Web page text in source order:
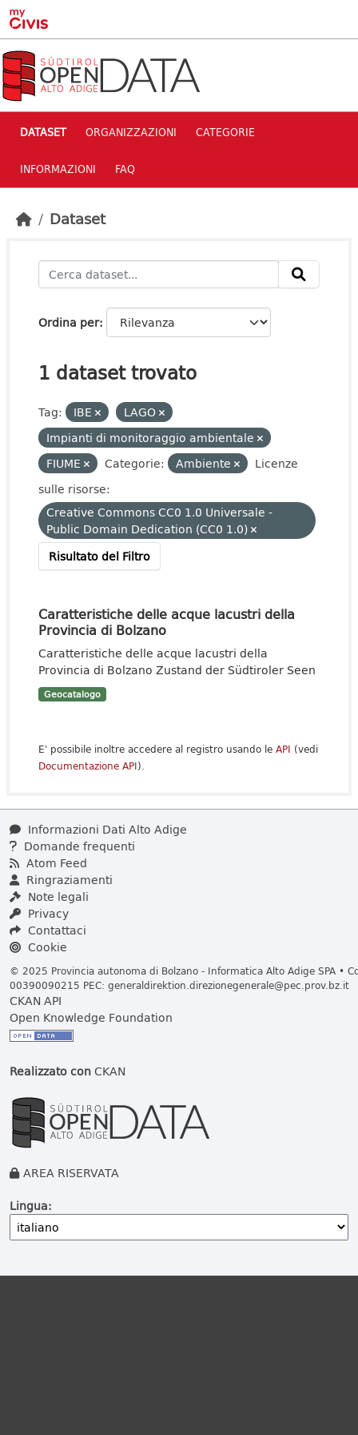
Skip to main content
DATASET ORGANIZZAZIONI CATEGORIE
INFORMAZIONI FAQ
Dataset
Ordina per
1 dataset trovato
Tag: IBE
LAGO
Impianti di monitoraggio ambientale
FIUME
Categorie: Ambiente
Licenze
sulle risorse:
Creative Commons CC0 1.0 Universale -
Public Domain Dedication (CC0 1.0)
Risultato del Filtro
Caratteristiche delle acque lacustri della
Provincia di Bolzano
Caratteristiche delle acque lacustri della
Provincia di Bolzano Zustand der Südtiroler Seen
Geocatalogo
E' possibile inoltre accedere al registro usando le API (vedi
Documentazione API).
Informazioni Dati Alto Adige
Domande frequenti
Atom Feed
Ringraziamenti
Note legali
Privacy
Contattaci
Cookie
© 2025 Provincia autonoma di Bolzano - Informatica Alto Adige SPA •
00390090215 PEC: generaldirektion.direzionegenerale@pec.prov.bz.it
CKAN API
Open Knowledge Foundation
Realizzato conCKAN
AREA RISERVATA
Lingua